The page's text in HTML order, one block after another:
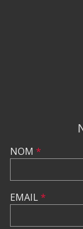
NOM *
EMAIL*